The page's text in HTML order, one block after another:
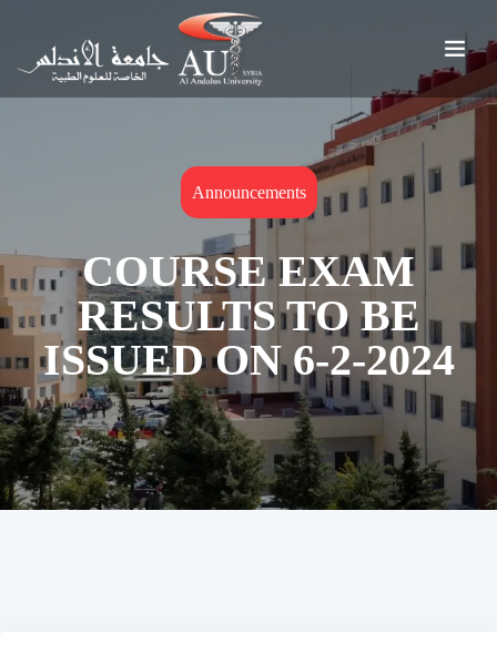
Announcements
COURSE EXAM
RESULTS TO BE
ISSUED ON 6-2-2024